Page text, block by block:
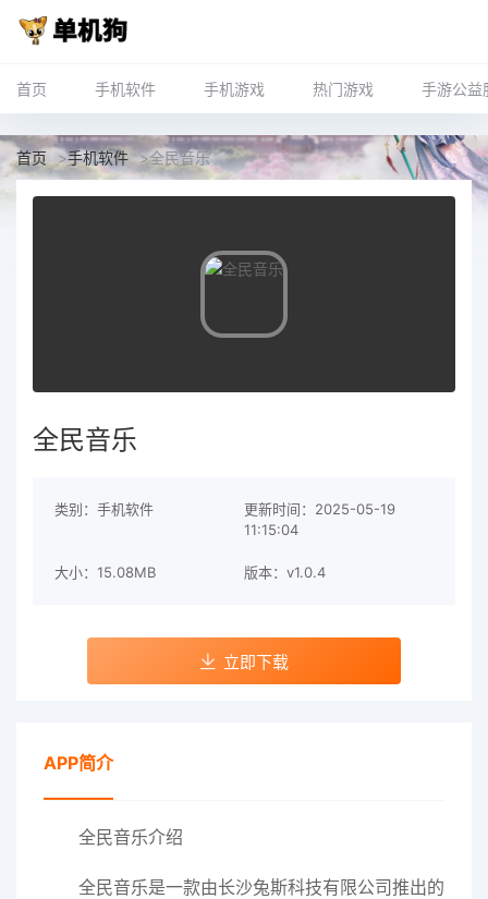
首页 手机软件 手机游戏 热门游戏 手游公益
首页 >手机软件 >全民音乐
全民音乐
类别：手机软件
更新时间：2025-05-19
11:15:04
大小：15.08MB 版本：v1.0.4
立即下载
APP简介
全民音乐介绍
全民音乐是一款由长沙兔斯科技有限公司推出的